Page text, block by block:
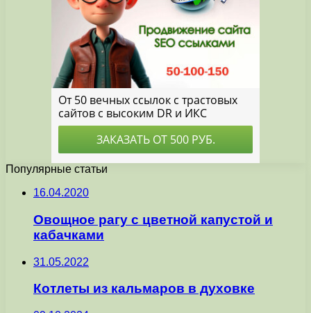
Популярные статьи
16.04.2020
Овощное рагу с цветной капустой и
кабачками
31.05.2022
Котлеты из кальмаров в духовке